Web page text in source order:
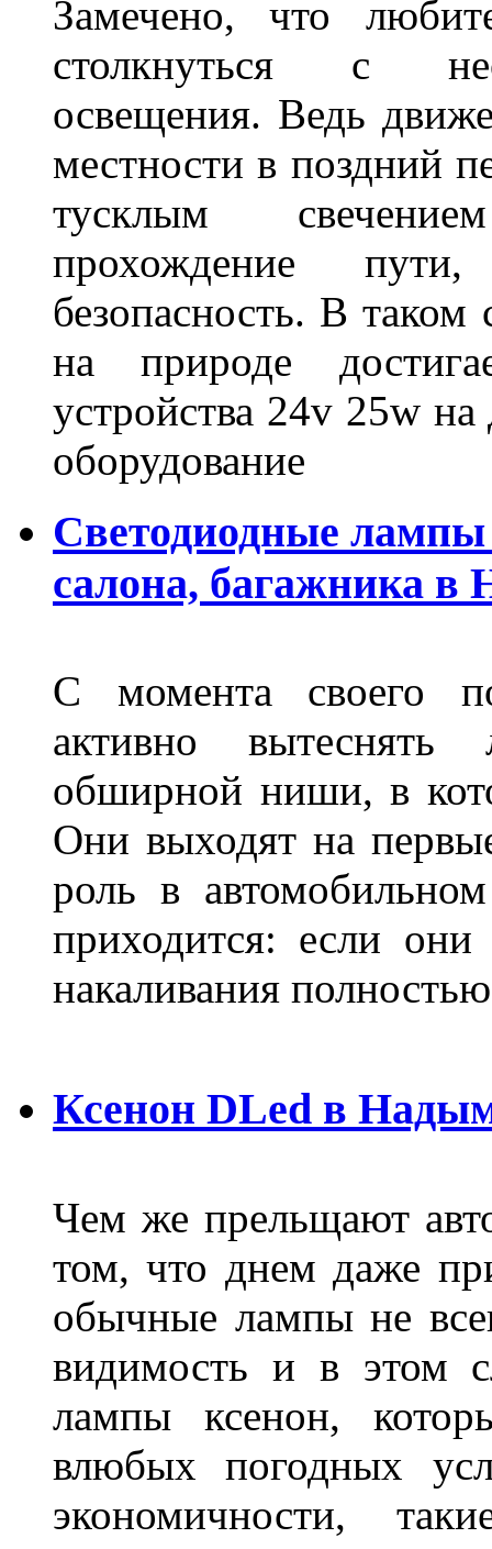
Замечено, что
столкнуться с
освещения. Ведь
местности в поздний
тусклым
прохождение
безопасность. В
на природе
устройства 24v 25w
оборудование
Светодиодные лампы
салона, багажника в
С момента своего
активно
обширной ниши, в
Они выходят на
роль в
приходится: если
накаливания
Ксенон DLed в
Чем же прельщают
том, что днем даже
обычные лампы не
видимость и в этом
лампы ксенон,
влюбых погодных
экономичности,